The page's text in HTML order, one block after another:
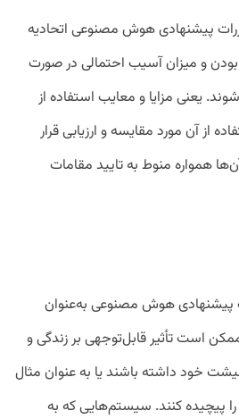
پیشنهادی هوش مصنوعی اتحادیه
بودن و میزان آسیب احتمالی در صورت
یعنی مزایا و معایب استفاده از
از آن مورد مقایسه و ارزیابی قرار
همواره منوط به تایید مقامات
پیشنهادی هوش مصنوعی به‌عنوان
است تأثیر قابل‌توجهی بر زندگی و
خود داشته باشند یا به عنوان مثال
پیچیده کنند. سیستم‌هایی که به